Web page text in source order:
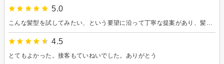
5.0
4.5
とてもよかった。接客もていねいでした。ありがとう